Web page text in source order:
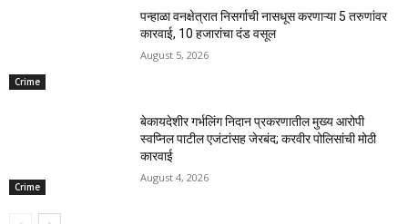
Crime
पन्हाळा वनक्षेत्रात निसर्गाची नासधूस करणाऱ्या 5 तरुणांवर
कारवाई, 10 हजारांचा दंड वसूल
August 5, 2026
Crime
बेकायदेशीर गर्भलिंग निदान प्रकरणातील मुख्य आरोपी
स्वप्निल पाटील एजंटांसह जेरबंद; करवीर पोलिसांची मोठी
कारवाई
August 4, 2026